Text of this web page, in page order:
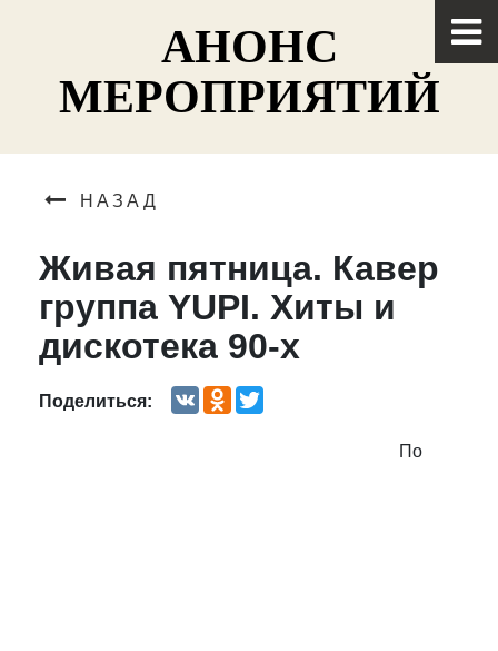
АНОНС
МЕРОПРИЯТИЙ
НАЗАД
Живая пятница. Кавер
группа YUPI. Хиты и
дискотека 90-х
Поделиться: VK Odnoklassniki
По